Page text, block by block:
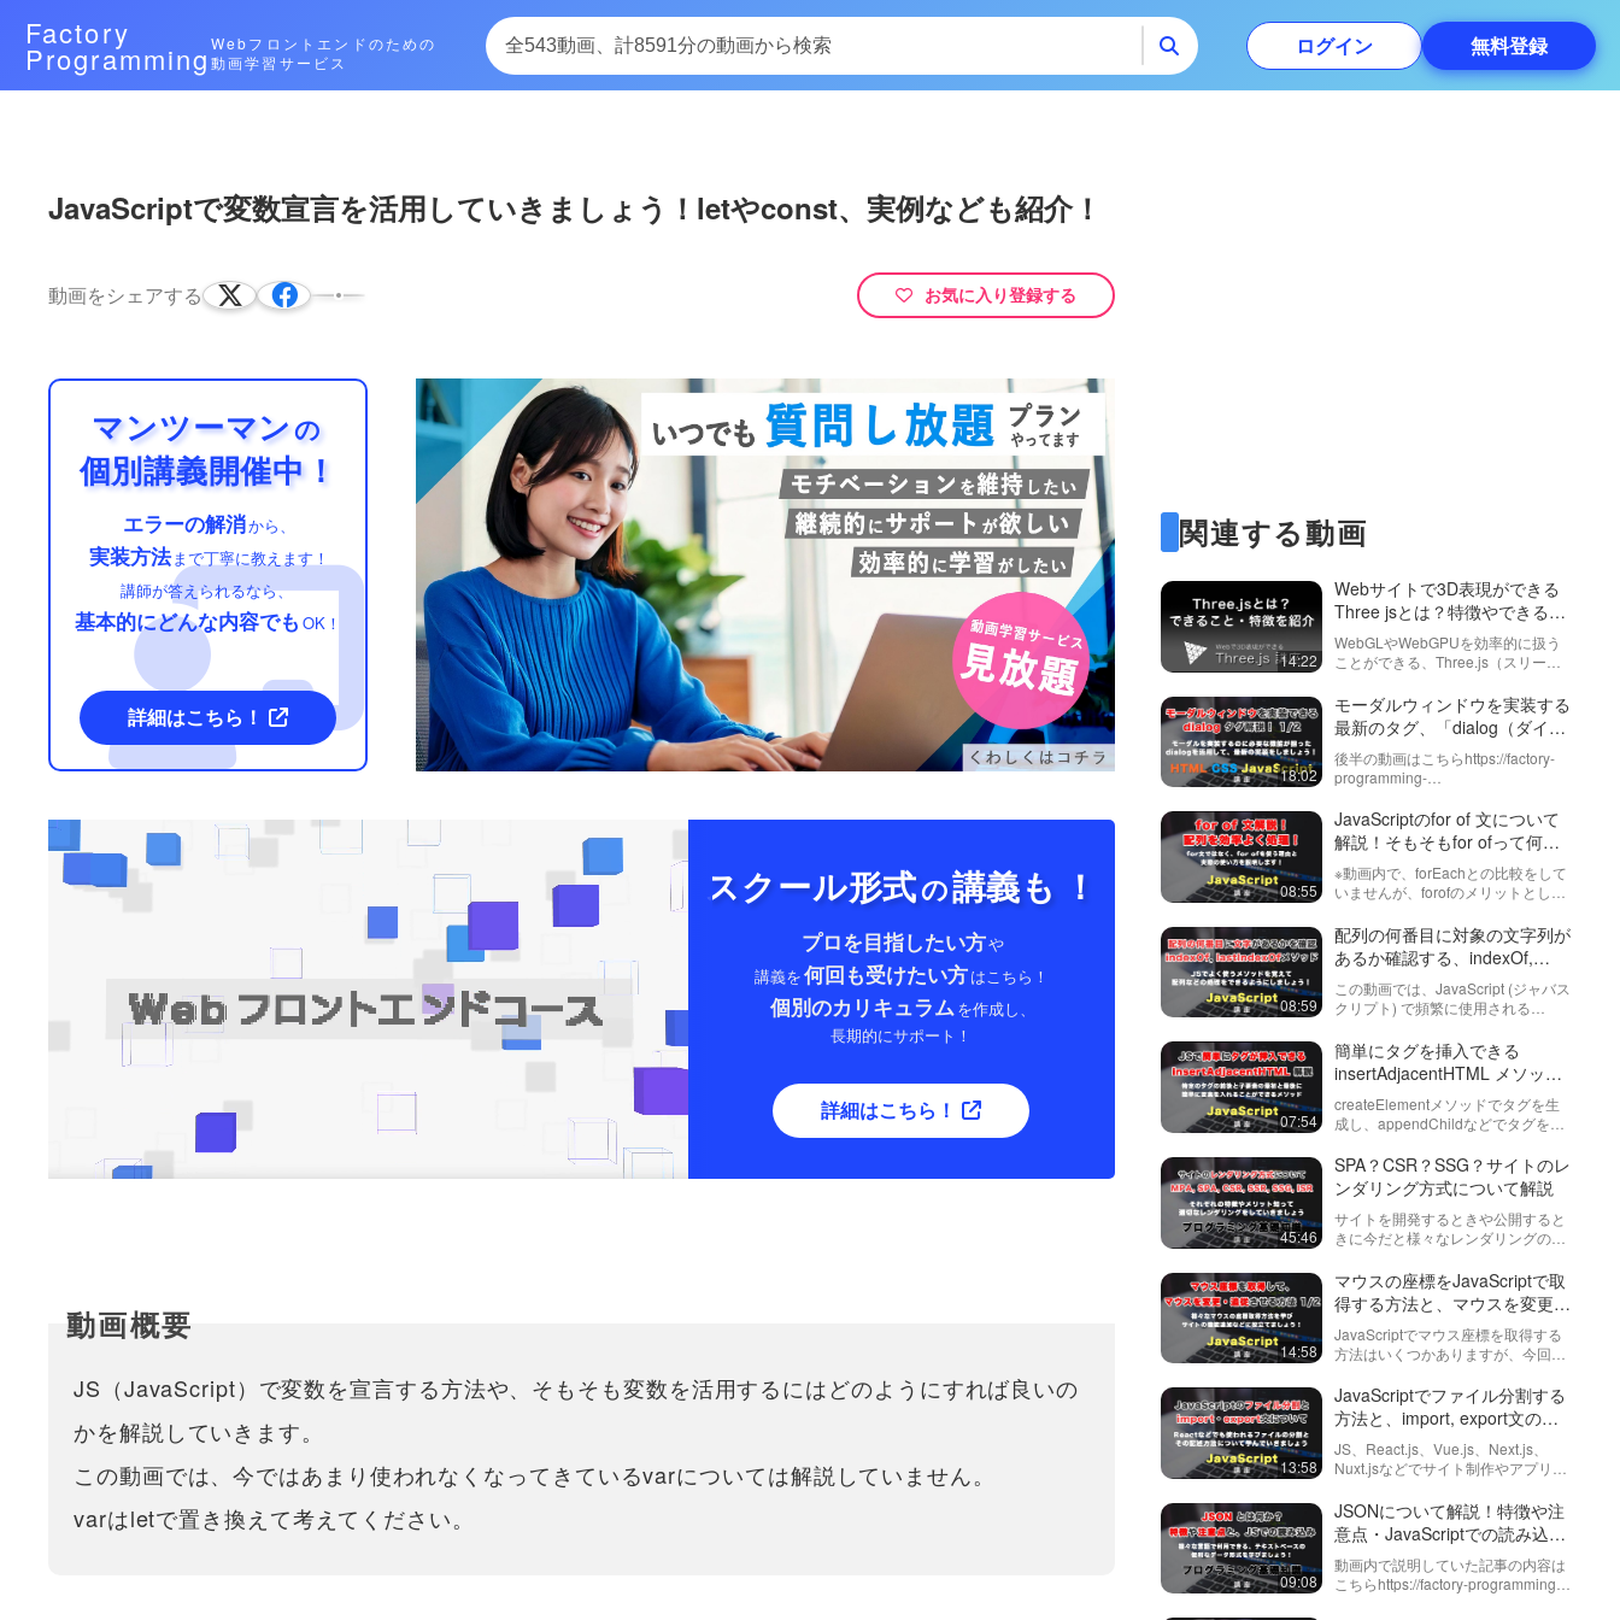
Factory
Programming Webフロントエンドのための
動画学習サービス
ログイン 無料登録
Video
次によく再生されている動画
13:08
JavaScriptを利用して特定のイベント（この場合は「クリック」）が発生した際の動作を定義する方法を解説しています。主に
「addEventListener」（イベントリスナー、イベントを監視する…
JavaScriptで変数宣言を活用していきましょう！letやconst、実例なども紹介！
動画をシェアする お気に入り登録する
マンツーマンの
個別講義開催中！
エラーの解消から、
実装方法まで丁寧に教えます！
講師が答えられるなら、
基本的にどんな内容でも OK！
詳細はこちら！
スクール形式の講義も ！
プロを目指したい方や
講義を何回も受けたい方はこちら！
個別のカリキュラム を作成し、
長期的にサポート！
詳細はこちら！
JS（JavaScript）で変数を宣言する方法や、そもそも変数を活用するにはどのようにすれば良いの
かを解説していきます。
この動画では、今ではあまり使われなくなってきているvarについては解説していません。
varはletで置き換えて考えてください。
関連する動画
14:22
Webサイトで3D表現ができる
Three jsとは？特徴やできるこ
となどを紹介！
WebGLやWebGPUを効率的に扱う
ことができる、Three.js（スリージ
す。ライティング（Lighting）・や
物理演算・３Dモデルの読み込みな
どができ、３Dのゲ…
18:02
モーダルウィンドウを実装する
最新のタグ、「dialog（ダイア
ログ）タグ」を活用した実装！
全２回 前編
後半の動画はこちらhttps://factory-
programming-
画チュートリアルでは、新しいダイ
アログタグの使い方に焦点を当て、
初心…
08:55
JavaScriptのfor of 文について
解説！そもそもfor ofって何？
という説明から実例まで！
※動画内で、forEachとの比較をして
いませんが、forofのメリットとして
す。普段配列などを順番に処理する
際は、for文を使うと思いますが、こ
の動画では…
08:59
配列の何番目に対象の文字列が
あるか確認する、indexOf,
lastIndexOfメソッドについて
紹介！
この動画では、JavaScript (ジャバス
クリプト) で頻繁に使用される
いて説明しています。これらのメソ
ッドは、特定の文字列が配列や他
の…
07:54
簡単にタグを挿入できる
insertAdjacentHTML メソッド
の紹介！
createElementメソッドでタグを生
成し、appendChildなどでタグを挿
insertAdjacentHTML（インサートア
ジェーソン）はもっと簡単にタグを
挿入す…
45:46
SPA？CSR？SSG？サイトのレ
ンダリング方式について解説
サイトを開発するときや公開すると
きに今だと様々なレンダリングの方
ど、よく分からないというかたの為
に以下について今回は話しています
MPA（Multi Page Appl…
14:58
マウスの座標をJavaScriptで取
得する方法と、マウスを変更・
編集する方法 1/2
JavaScriptでマウス座標を取得する
方法はいくつかありますが、今回は
(X/Y)・page (X/Y)とそれぞれの特徴
について、説明していきた…
13:58
JavaScriptでファイル分割する
方法と、import, export文の書
き方を解説！
JS、React.js、Vue.js、Next.js、
Nuxt.jsなどでサイト制作やアプリケ
ルを分割したくなってくるタイミン
グがあります。JSではその機能が用
意され…
09:08
JSONについて解説！特徴や注
意点・JavaScriptでの読み込み
まで！
動画内で説明していた記事の内容は
こちらhttps://factory-programming-